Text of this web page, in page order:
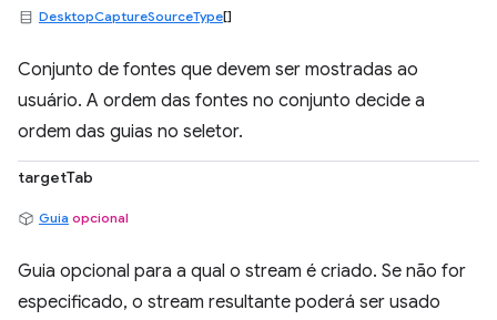
DesktopCaptureSourceType[]
Conjunto de fontes que devem ser mostradas ao
usuário. A ordem das fontes no conjunto decide a
ordem das guias no seletor.
targetTab
Guia opcional
Guia opcional para a qual o stream é criado. Se não for
especificado, o stream resultante poderá ser usado